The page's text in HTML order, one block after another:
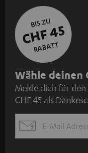
BIS ZU
CHF 45
RABATT
N
e
w
s
l
Wähle deinen
Melde dich für
CHF 45 als
EMAIL